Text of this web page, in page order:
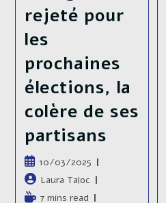
rejeté pour
les
prochaines
élections, la
colère de ses
partisans
Publication
publiée :
10/03/2025
Auteur/autrice
de
Laura Taloc
Temps7 mins read